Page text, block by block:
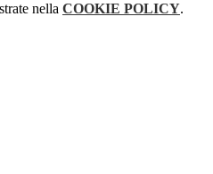
nella COOKIE POLICY.